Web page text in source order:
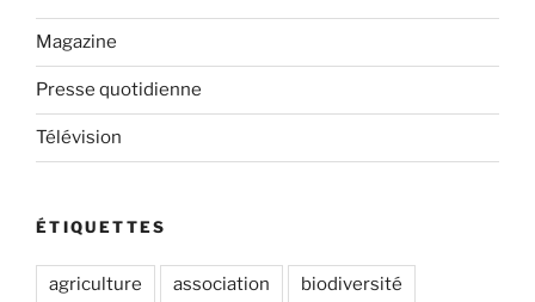
Magazine
Presse quotidienne
Télévision
ÉTIQUETTES
agriculture association biodiversité